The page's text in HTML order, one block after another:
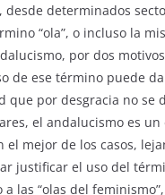
desde determinados
“ola”, o incluso la
por dos
de ese término puede
que por desgracia no se
el andalucismo es un
el mejor de los casos,
justificar el uso del
las “olas del